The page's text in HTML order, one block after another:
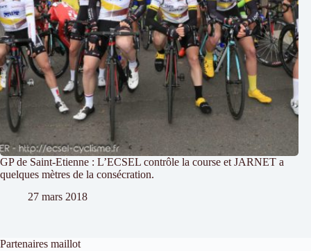
GP de Saint-Etienne : L’ECSEL contrôle la course et JARNET a
quelques mètres de la consécration.
27 mars 2018
Partenaires maillot